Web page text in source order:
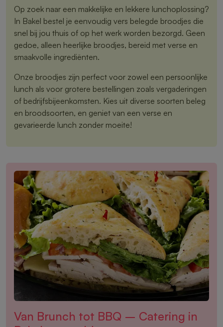
Op zoek naar een makkelijke en lekkere lunchoplossing?
In Bakel bestel je eenvoudig vers belegde broodjes die
snel bij jou thuis of op het werk worden bezorgd. Geen
gedoe, alleen heerlijke broodjes, bereid met verse en
smaakvolle ingrediënten.
Onze broodjes zijn perfect voor zowel een persoonlijke
lunch als voor grotere bestellingen zoals vergaderingen
of bedrijfsbijeenkomsten. Kies uit diverse soorten beleg
en broodsoorten, en geniet van een verse en
gevarieerde lunch zonder moeite!
Van Brunch tot BBQ – Catering in